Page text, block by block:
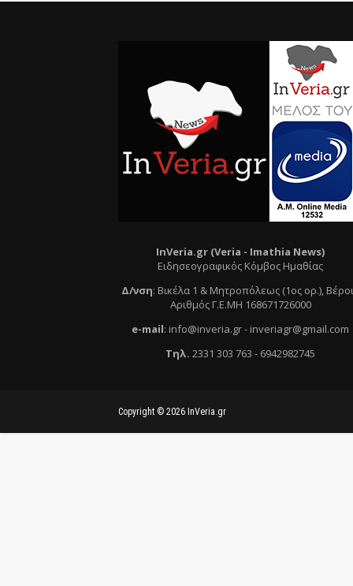
InVeria.gr (Veria - Ιmathia News)
Ειδησεογραφικός Κόμβος Ημαθίας
Δ/νση: Βικέλα 1 & Μητροπόλεως (1ος ορ.),
Αριθμός Γ.Ε.ΜΗ 168671726000
e-mail: info@inveria.gr- inveriagr@gmail.com
Τηλ. 2331 303 763 - 6942982745
Copyright © 2026 InVeria.gr